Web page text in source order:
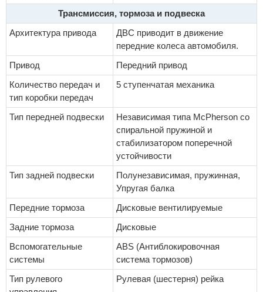
Трансмиссия, тормоза и подвеска
Архитектура привода
ДВС приводит в движение
передние колеса автомобиля.
Привод
Передний привод
Количество передач и
тип коробки передач
5 ступенчатая механика
Тип передней подвески
Независимая типа McPherson со
спиральной пружиной и
стабилизатором поперечной
устойчивости
Тип задней подвески
Полунезависимая, пружинная,
Упругая балка
Передние тормоза
Дисковые вентилируемые
Задние тормоза
Дисковые
Вспомогательные
системы
ABS (Антиблокировочная
система тормозов)
Тип рулевого
Рулевая (шестерня) рейка